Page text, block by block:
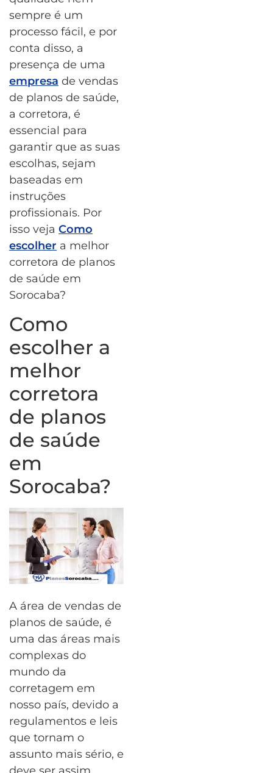
sempre é um
processo fácil, e por
conta disso, a
presença de uma
empresa de vendas
de planos de saúde,
a corretora, é
essencial para
garantir que as suas
escolhas, sejam
baseadas em
instruções
profissionais. Por
isso veja Como
escolher a melhor
corretora de planos
de saúde em
Sorocaba?
Como
escolher a
melhor
corretora
de planos
de saúde
em
Sorocaba?
A área de vendas de
planos de saúde, é
uma das áreas mais
complexas do
mundo da
corretagem em
nosso país, devido a
regulamentos e leis
que tornam o
assunto mais sério, e
deve ser assim